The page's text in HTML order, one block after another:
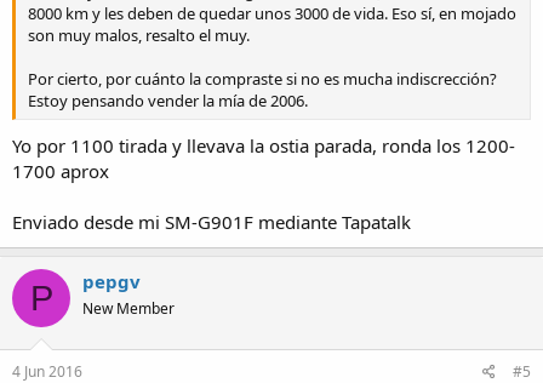
8000 km y les deben de quedar unos 3000 de vida. Eso sí, en mojado
son muy malos, resalto el muy.
Por cierto, por cuánto la compraste si no es mucha indiscrección?
Estoy pensando vender la mía de 2006.
Yo por 1100 tirada y llevava la ostia parada, ronda los 1200-
1700 aprox
Enviado desde mi SM-G901F mediante Tapatalk
P pepgv
New Member
4 Jun 2016 #5